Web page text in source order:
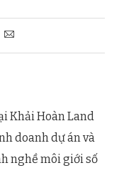
Khải Hoàn Land
doanh dự án và
nghề môi giới số